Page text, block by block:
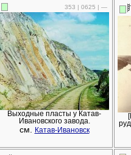
353 | 0625 | —
Выходные пласты у Катав-
Ивановского завода.
см. Катав-Ивановск